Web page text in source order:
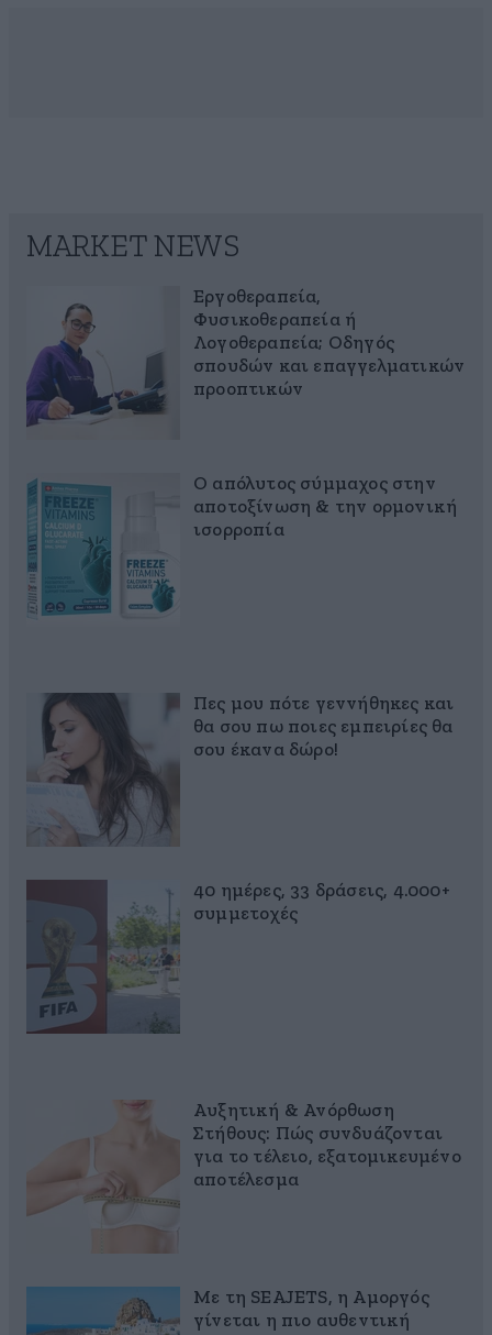
MARKET NEWS
Εργοθεραπεία,
Φυσικοθεραπεία ή
Λογοθεραπεία; Οδηγός
σπουδών και επαγγελματικών
προοπτικών
Ο απόλυτος σύμμαχος στην
αποτοξίνωση & την ορμονική
ισορροπία
Πες μου πότε γεννήθηκες και
θα σου πω ποιες εμπειρίες θα
σου έκανα δώρο!
40 ημέρες, 33 δράσεις, 4.000+
συμμετοχές
Αυξητική & Ανόρθωση
Στήθους: Πώς συνδυάζονται
για το τέλειο, εξατομικευμένο
αποτέλεσμα
Με τη SEAJETS, η Αμοργός
γίνεται η πιο αυθεντική